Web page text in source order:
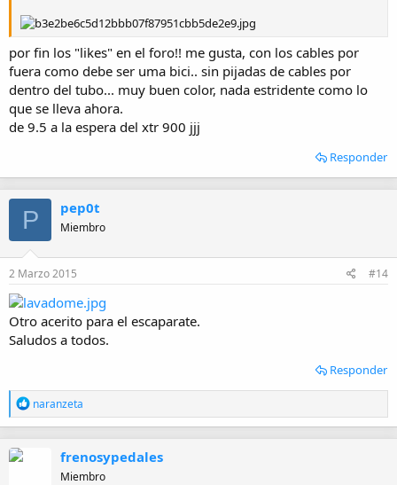
por fin los "likes" en el foro!! me gusta, con los cables por
fuera como debe ser uma bici.. sin pijadas de cables por
dentro del tubo... muy buen color, nada estridente como lo
que se lleva ahora.
de 9.5 a la espera del xtr 900 jjj
Responder
P pep0t
Miembro
2 Marzo 2015 #14
Otro acerito para el escaparate.
Saludos a todos.
Responder
R
e
a
naranzeta
frenosypedales
Miembro